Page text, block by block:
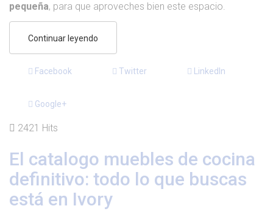
pequeña, para que aproveches bien este espacio.
Continuar leyendo
Facebook Twitter LinkedIn
Google+
2421 Hits
El catalogo muebles de cocina
definitivo: todo lo que buscas
está en Ivory